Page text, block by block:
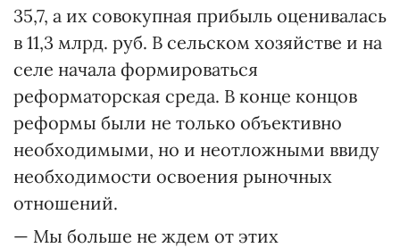
35,7, а их совокупная прибыль оценивалась
в 11,3 млрд. руб. В сельском хозяйстве и на
селе начала формироваться
реформаторская среда. В конце концов
реформы были не только объективно
необходимыми, но и неотложными ввиду
необходимости освоения рыночных
отношений.
— Мы больше не ждем от этих